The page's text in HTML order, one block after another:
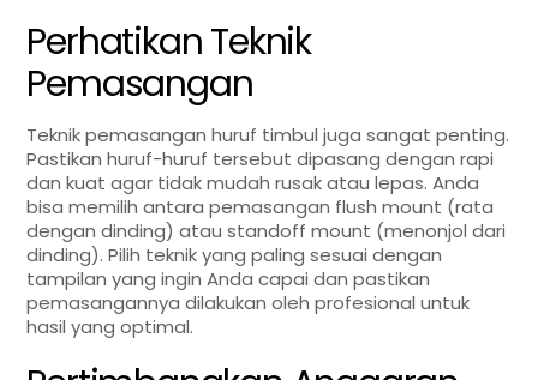
Perhatikan Teknik
Pemasangan
Teknik pemasangan huruf timbul juga sangat penting.
Pastikan huruf-huruf tersebut dipasang dengan rapi
dan kuat agar tidak mudah rusak atau lepas. Anda
bisa memilih antara pemasangan flush mount (rata
dengan dinding) atau standoff mount (menonjol dari
dinding). Pilih teknik yang paling sesuai dengan
tampilan yang ingin Anda capai dan pastikan
pemasangannya dilakukan oleh profesional untuk
hasil yang optimal.